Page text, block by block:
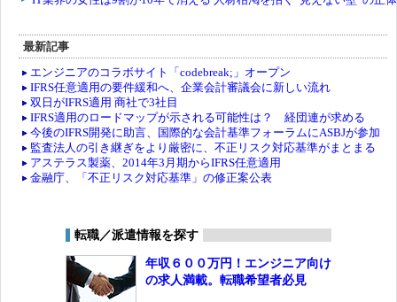
最新記事
エンジニアのコラボサイト「codebreak;」オープン
IFRS任意適用の要件緩和へ、企業会計審議会に新しい流れ
双日がIFRS適用 商社で3社目
IFRS適用のロードマップが示される可能性は？ 経団連が求める
今後のIFRS開発に助言、国際的な会計基準フォーラムにASBJが参加
監査法人の引き継ぎをより厳密に、不正リスク対応基準がまとまる
アステラス製薬、2014年3月期からIFRS任意適用
金融庁、「不正リスク対応基準」の修正案公表
転職／派遣情報を探す
年収６００万円！エンジニア向け
の求人満載。転職希望者必見